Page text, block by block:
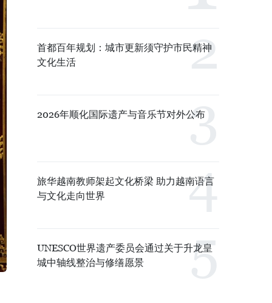
首都百年规划：城市更新须守护市民精神
文化生活
2026年顺化国际遗产与音乐节对外公布
旅华越南教师架起文化桥梁 助力越南语言
与文化走向世界
UNESCO世界遗产委员会通过关于升龙皇
城中轴线整治与修缮愿景